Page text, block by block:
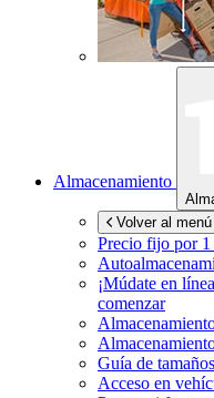
Almacenamiento
Volver al
Precio fijo por 1
¡Múdate en
comenzar
Guía de
Acceso en